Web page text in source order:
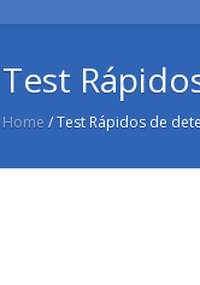
Test
Home /Test Rápidos de